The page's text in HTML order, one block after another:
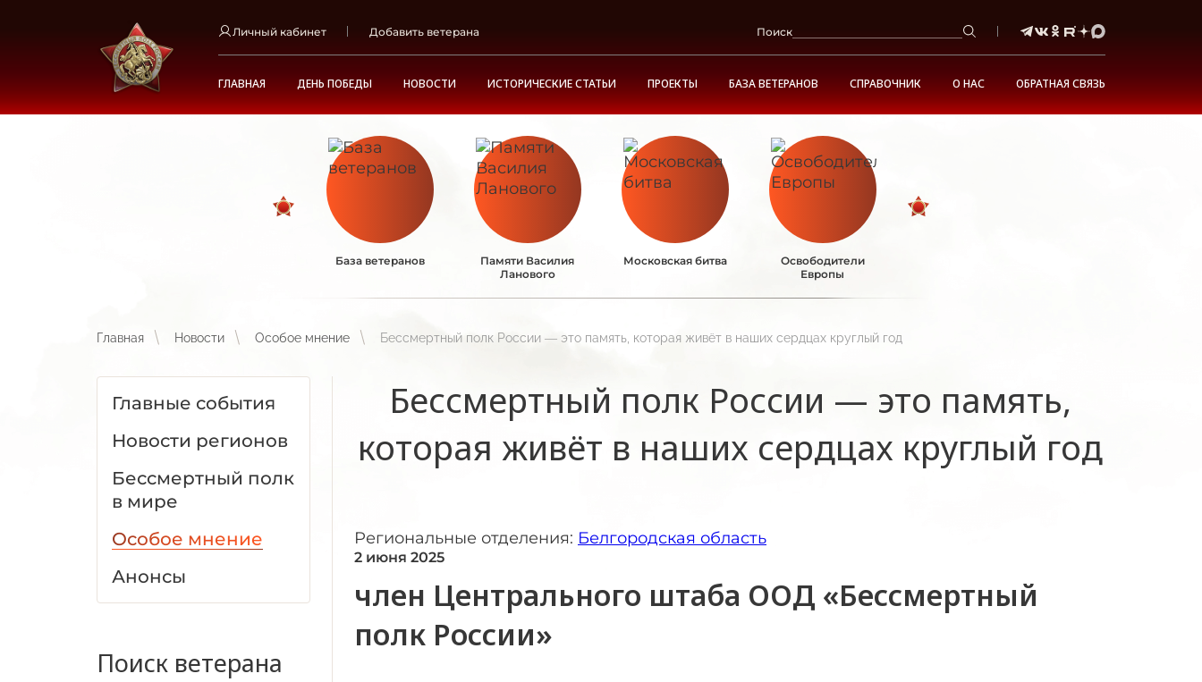
Личный кабинет Добавить ветерана Поиск
ГЛАВНАЯ ДЕНЬ ПОБЕДЫ НОВОСТИ ИСТОРИЧЕСКИЕ СТАТЬИ ПРОЕКТЫ БАЗА ВЕТЕРАНОВ СПРАВОЧНИК О НАС ОБРАТНАЯ СВЯЗЬ
База ветеранов
Памяти Василия
Ланового
Московская битва
Освободители
Европы
Главная Новости Особое мнение Бессмертный полк России — это память, которая живёт в наших сердцах круглый год
Главные события
Новости регионов
Бессмертный полк
в мире
Особое мнение
Анонсы
Поиск ветерана
Бессмертный полк России — это память,
которая живёт в наших сердцах круглый год
Региональные отделения: Белгородская область
2 июня 2025
член Центрального штаба ООД «Бессмертный
полк России»